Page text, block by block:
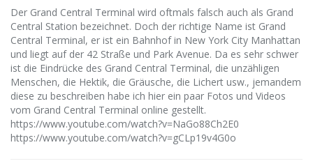
Der Grand Central Terminal wird oftmals falsch auch als Grand
Central Station bezeichnet. Doch der richtige Name ist Grand
Central Terminal, er ist ein Bahnhof in New York City Manhattan
und liegt auf der 42 Straße und Park Avenue. Da es sehr schwer
ist die Eindrücke des Grand Central Terminal, die unzähligen
Menschen, die Hektik, die Gräusche, die Lichert usw., jemandem
diese zu beschreiben habe ich hier ein paar Fotos und Videos
vom Grand Central Terminal online gestellt.
https://www.youtube.com/watch?v=NaGo88Ch2E0
https://www.youtube.com/watch?v=gCLp19v4G0o